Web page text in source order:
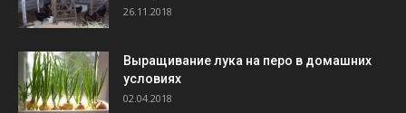
26.11.2018
Выращивание лука на перо в домашних
условиях
02.04.2018